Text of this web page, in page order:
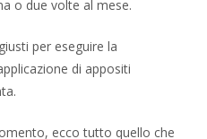
o due volte al mese.
per eseguire la
di appositi
ecco tutto quello che